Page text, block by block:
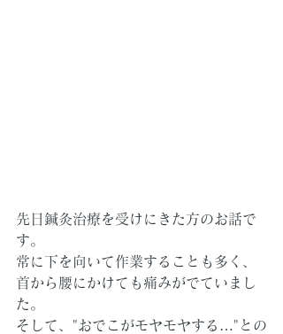
先日鍼灸治療を受けにきた方のお話で
す。
常に下を向いて作業することも多く、
首から腰にかけても痛みがでていまし
た。
そして、"おでこがモヤモヤする…"との